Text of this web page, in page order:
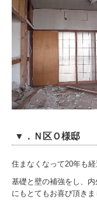
▼．Ｎ区Ｏ様邸
住まなくなって20年も
基礎と壁の補強をし、内
にもとてもお喜び頂きま